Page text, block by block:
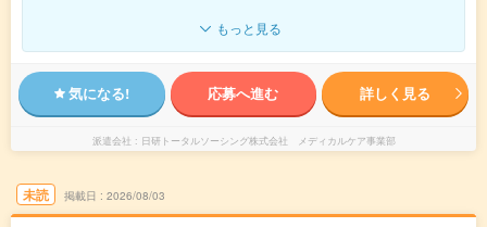
もっと見る
気になる! 応募へ進む 詳しく見る
派遣会社 日研トータルソーシング株式会社 メディカルケア事業部
未読 掲載日 2026/08/03